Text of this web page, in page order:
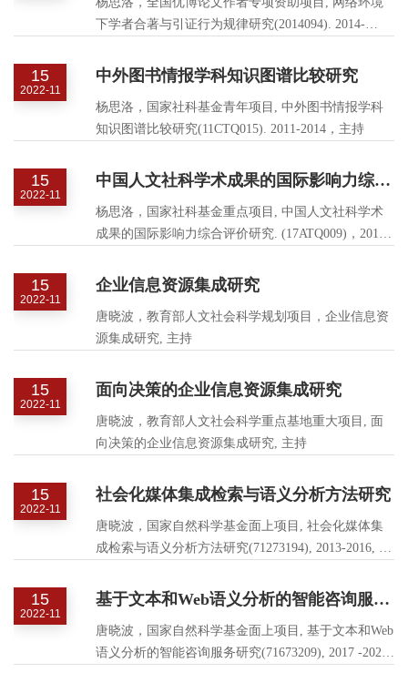
下学者合著与引证行为规律研究(2014094). 2014-
15
2022-11
中外图书情报学科知识图谱比较研究
杨思洛，国家社科基金青年项目, 中外图书情报学科
知识图谱比较研究(11CTQ015). 2011-2014，主持
15
2022-11
中国人文社科学术成果的国际影响力综合评价研究
杨思洛，国家社科基金重点项目, 中国人文社科学术
成果的国际影响力综合评价研究. (17ATQ009)，2017-
15
2022-11
企业信息资源集成研究
唐晓波，教育部人文社会科学规划项目，企业信息资
源集成研究, 主持
15
2022-11
面向决策的企业信息资源集成研究
唐晓波，教育部人文社会科学重点基地重大项目, 面
向决策的企业信息资源集成研究, 主持
15
2022-11
社会化媒体集成检索与语义分析方法研究
唐晓波，国家自然科学基金面上项目, 社会化媒体集
成检索与语义分析方法研究(71273194), 2013-2016, 主
15
2022-11
基于文本和Web语义分析的智能咨询服务研究
唐晓波，国家自然科学基金面上项目, 基于文本和Web
语义分析的智能咨询服务研究(71673209), 2017 -2020,